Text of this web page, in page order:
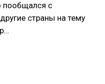
пообщался с
страны на тему